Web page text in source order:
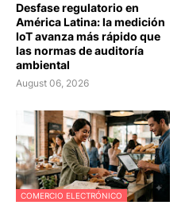
Desfase regulatorio en
América Latina: la medición
IoT avanza más rápido que
las normas de auditoría
ambiental
August 06, 2026
COMERCIO ELECTRÓNICO